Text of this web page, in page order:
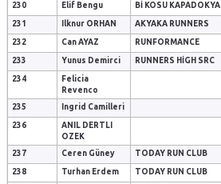
230 Elif Bengu BI KOSU KAPADOKYA
231 Ilknur ORHAN AKYAKA RUNNERS
232 Can AYAZ RUNFORMANCE
233 Yunus Demirci RUNNERS HIGH SRC
234
Felicia
Revenco
235 Ingrid Camilleri
236
ANIL DERTLI
OZEK
237 Ceren Güney TODAY RUN CLUB
238 Turhan Erdem TODAY RUN CLUB